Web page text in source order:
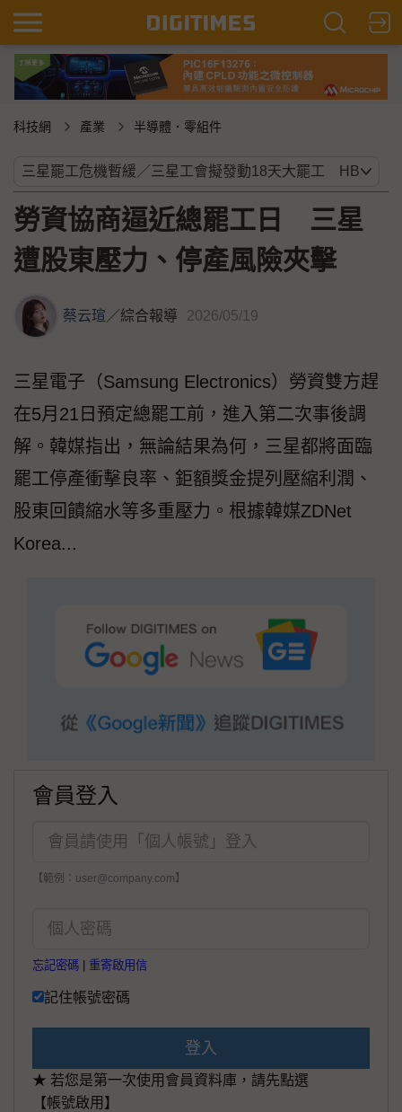
科技網 產業 半導體．零組件
勞資協商逼近總罷工日 三星
遭股東壓力、停產風險夾擊
蔡云瑄／綜合報導 2026/05/19
三星電子（Samsung Electronics）勞資雙方趕
在5月21日預定總罷工前，進入第二次事後調
解。韓媒指出，無論結果為何，三星都將面臨
罷工停產衝擊良率、鉅額獎金提列壓縮利潤、
股東回饋縮水等多重壓力。根據韓媒ZDNet
Korea...
會員登入
【範例：user@company.com】
忘記密碼 重寄啟用信
記住帳號密碼
登入
★ 若您是第一次使用會員資料庫，請先點選
【帳號啟用】